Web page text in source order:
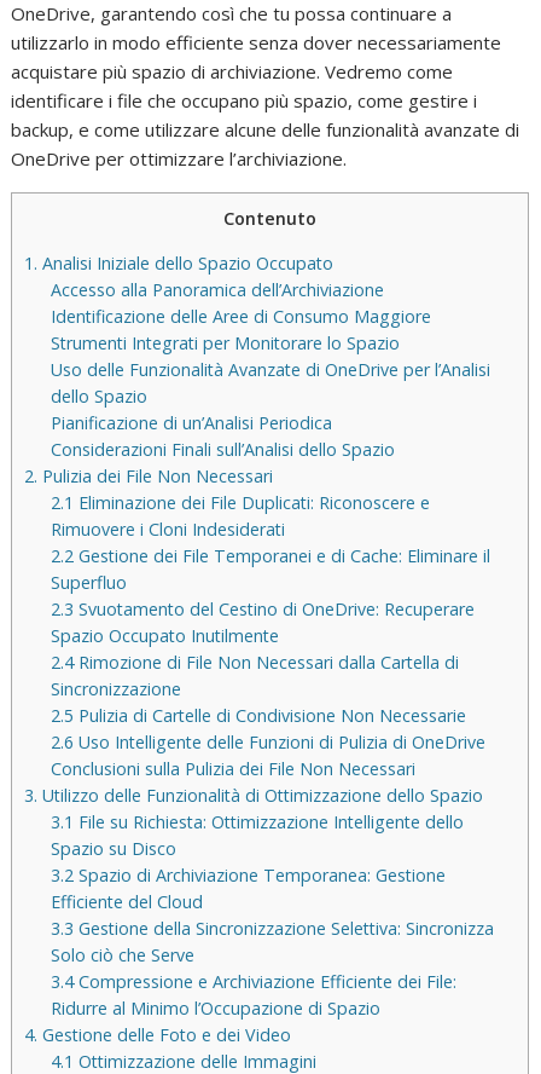
OneDrive, garantendo così che tu possa continuare a
utilizzarlo in modo efficiente senza dover necessariamente
acquistare più spazio di archiviazione. Vedremo come
identificare i file che occupano più spazio, come gestire i
backup, e come utilizzare alcune delle funzionalità avanzate di
OneDrive per ottimizzare l’archiviazione.
Contenuto
1. Analisi Iniziale dello Spazio Occupato
Accesso alla Panoramica dell’Archiviazione
Identificazione delle Aree di Consumo Maggiore
Strumenti Integrati per Monitorare lo Spazio
Uso delle Funzionalità Avanzate di OneDrive per l’Analisi
dello Spazio
Pianificazione di un’Analisi Periodica
Considerazioni Finali sull’Analisi dello Spazio
2. Pulizia dei File Non Necessari
2.1 Eliminazione dei File Duplicati: Riconoscere e
Rimuovere i Cloni Indesiderati
2.2 Gestione dei File Temporanei e di Cache: Eliminare il
Superfluo
2.3 Svuotamento del Cestino di OneDrive: Recuperare
Spazio Occupato Inutilmente
2.4 Rimozione di File Non Necessari dalla Cartella di
Sincronizzazione
2.5 Pulizia di Cartelle di Condivisione Non Necessarie
2.6 Uso Intelligente delle Funzioni di Pulizia di OneDrive
Conclusioni sulla Pulizia dei File Non Necessari
3. Utilizzo delle Funzionalità di Ottimizzazione dello Spazio
3.1 File su Richiesta: Ottimizzazione Intelligente dello
Spazio su Disco
3.2 Spazio di Archiviazione Temporanea: Gestione
Efficiente del Cloud
3.3 Gestione della Sincronizzazione Selettiva: Sincronizza
Solo ciò che Serve
3.4 Compressione e Archiviazione Efficiente dei File:
Ridurre al Minimo l’Occupazione di Spazio
4. Gestione delle Foto e dei Video
4.1 Ottimizzazione delle Immagini